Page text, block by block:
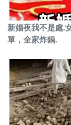
新婚夜我不是處.
單，全家炸鍋.